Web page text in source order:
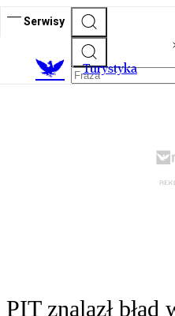
Serwisy
Turystyka
PIT znalazł błąd